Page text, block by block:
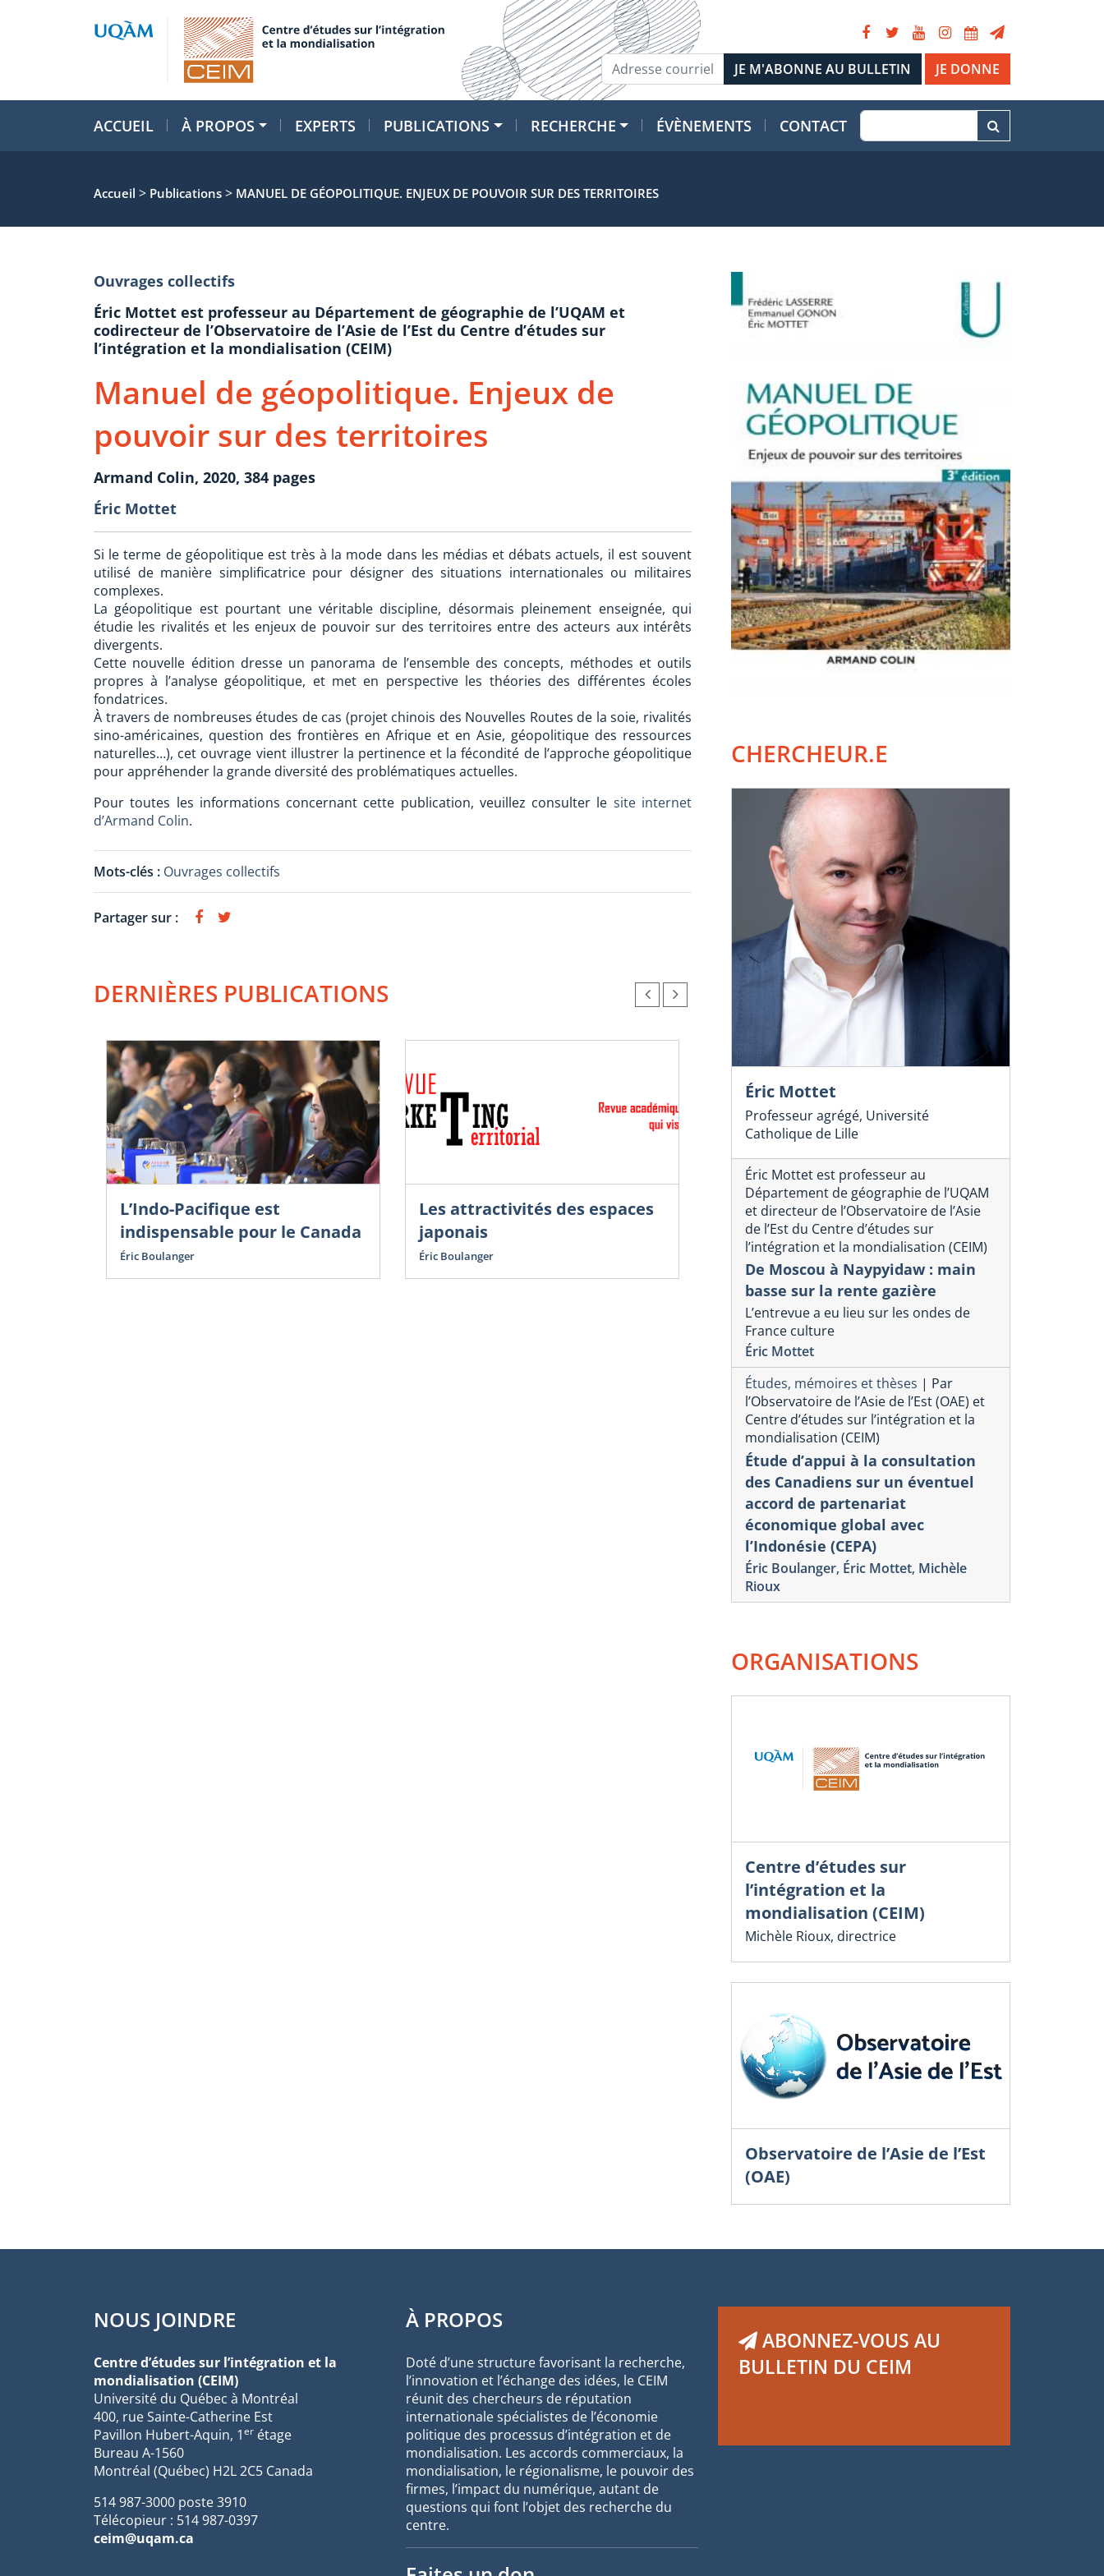
JE DONNE
ACCUEIL À PROPOS EXPERTS PUBLICATIONS RECHERCHE ÉVÈNEMENTS CONTACT
Accueil > Publications > MANUEL DE GÉOPOLITIQUE. ENJEUX DE POUVOIR SUR DES TERRITOIRES
Ouvrages collectifs
Éric Mottet est professeur au Département de géographie de l’UQAM et
codirecteur de l’Observatoire de l’Asie de l’Est du Centre d’études sur
l’intégration et la mondialisation (CEIM)
Manuel de géopolitique. Enjeux de
pouvoir sur des territoires
Armand Colin, 2020, 384 pages
Éric Mottet
Si le terme de géopolitique est très à la mode dans les médias et débats actuels, il est souvent
utilisé de manière simplificatrice pour désigner des situations internationales ou militaires
complexes.
La géopolitique est pourtant une véritable discipline, désormais pleinement enseignée, qui
étudie les rivalités et les enjeux de pouvoir sur des territoires entre des acteurs aux intérêts
divergents.
Cette nouvelle édition dresse un panorama de l’ensemble des concepts, méthodes et outils
propres à l’analyse géopolitique, et met en perspective les théories des différentes écoles
fondatrices.
À travers de nombreuses études de cas (projet chinois des Nouvelles Routes de la soie, rivalités
sino-américaines, question des frontières en Afrique et en Asie, géopolitique des ressources
naturelles…), cet ouvrage vient illustrer la pertinence et la fécondité de l’approche géopolitique
pour appréhender la grande diversité des problématiques actuelles.
Pour toutes les informations concernant cette publication, veuillez consulter le site internet
d’Armand Colin.
Mots-clés : Ouvrages collectifs
Partager sur :
DERNIÈRES PUBLICATIONS
L’Indo-Pacifique est
indispensable pour le Canada
Éric Boulanger
Les attractivités des espaces
japonais
Éric Boulanger
Sachiyo Kanzaki professeure à l’École de langues
de l’UQAM et membre de l’OAE est cité
Le Japon repart du Canada
sans promesse sur le GNL
L’article est paru dans LE DEVOIR
Sachiyo Kanzaki
CHERCHEUR.E
Éric Mottet
Professeur agrégé, Université
Catholique de Lille
Éric Mottet est professeur au
Département de géographie de l’UQAM
et directeur de l’Observatoire de l’Asie
de l’Est du Centre d’études sur
l’intégration et la mondialisation (CEIM)
De Moscou à Naypyidaw : main
basse sur la rente gazière
L’entrevue a eu lieu sur les ondes de
France culture
Éric Mottet
Études, mémoires et thèses | Par
l’Observatoire de l’Asie de l’Est (OAE) et
Centre d’études sur l’intégration et la
mondialisation (CEIM)
Étude d’appui à la consultation
des Canadiens sur un éventuel
accord de partenariat
économique global avec
l’Indonésie (CEPA)
Éric Boulanger, Éric Mottet, Michèle
Rioux
ORGANISATIONS
Centre d’études sur
l’intégration et la
mondialisation (CEIM)
Michèle Rioux, directrice
Observatoire de l’Asie de l’Est
(OAE)
NOUS JOINDRE
Centre d’études sur l’intégration et la
mondialisation (CEIM)
Université du Québec à Montréal
400, rue Sainte-Catherine Est
Pavillon Hubert-Aquin, 1er étage
Bureau A-1560
Montréal (Québec) H2L 2C5 Canada
514 987-3000 poste 3910
Télécopieur : 514 987-0397
ceim@uqam.ca
À PROPOS
Doté d’une structure favorisant la recherche,
l’innovation et l’échange des idées, le CEIM
réunit des chercheurs de réputation
internationale spécialistes de l’économie
politique des processus d’intégration et de
mondialisation. Les accords commerciaux, la
mondialisation, le régionalisme, le pouvoir des
firmes, l’impact du numérique, autant de
questions qui font l’objet des recherche du
centre.
ABONNEZ-VOUS AU
BULLETIN DU CEIM